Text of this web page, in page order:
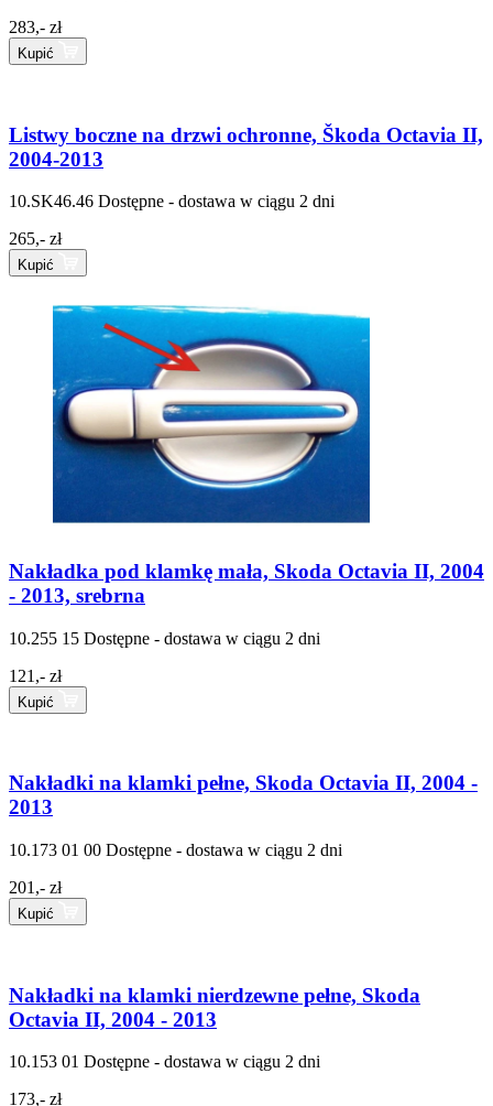
283,- zł
Kupić
Listwy boczne na drzwi ochronne, Škoda Octavia II,
2004-2013
10.SK46.46 Dostępne - dostawa w ciągu 2 dni
265,- zł
Kupić
Nakładka pod klamkę mała, Skoda Octavia II, 2004
- 2013, srebrna
10.255 15 Dostępne - dostawa w ciągu 2 dni
121,- zł
Kupić
Nakładki na klamki pełne, Skoda Octavia II, 2004 -
2013
10.173 01 00 Dostępne - dostawa w ciągu 2 dni
201,- zł
Kupić
Nakładki na klamki nierdzewne pełne, Skoda
Octavia II, 2004 - 2013
10.153 01 Dostępne - dostawa w ciągu 2 dni
173,- zł